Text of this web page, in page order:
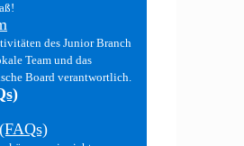
des Junior Branch
Team und das
Board verantwortlich.